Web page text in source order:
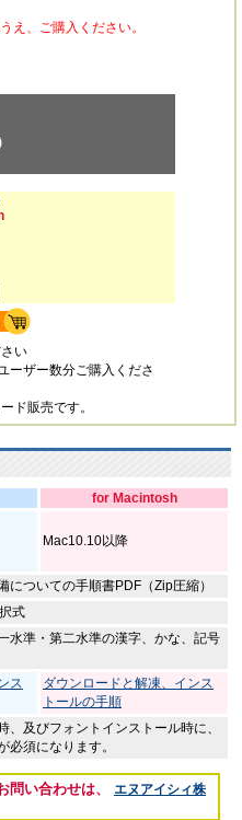
え、ご購入ください。
い
ーザー数分ご購入くださ
ド販売です。
for Macintosh
Mac10.10以降
についての手順書PDF（Zip圧縮）
式
水準・第二水準の漢字、かな、記号
ス
ダウンロードと解凍、インス
トールの手順
、及びフォントインストール時に、
必須になります。
問い合わせは、
エヌアイシィ株